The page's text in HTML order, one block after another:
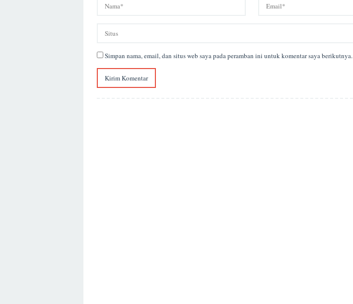
Simpan nama, email, dan situs web saya pada peramban ini untuk komentar saya berikutnya.